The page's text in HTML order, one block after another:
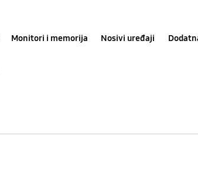
Monitori i memorija Nosivi uređaji